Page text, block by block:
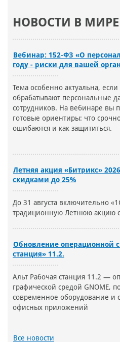
НОВОСТИ В
Вебинар: 152-ФЗ «О
году - риски для вашей
Тема особенно актуальна,
обрабатывают персональные
сотрудников. На вебинаре вы
готовые ориентиры: что
ошибаются и как защититься.
Летняя акция «Битрикс»
скидками до 25%
До 31 августа включительно
традиционную Летнюю акцию
Обновление операционной
станция» 11.2.
Альт Рабочая станция 11.2 —
графической средой GNOME,
современное оборудование и
офисных приложений
Все новости